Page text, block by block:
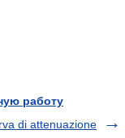
работу
di attenuazione